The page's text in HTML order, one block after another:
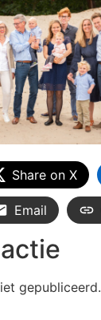
Share on X
Email
gepubliceerd.